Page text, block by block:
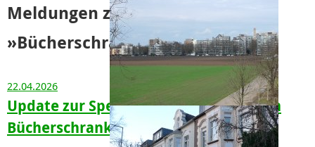
Meldungen zu
»Bücherschränke«
22.04.2026
Update zur Spendenaktion für unseren
Bücherschrank